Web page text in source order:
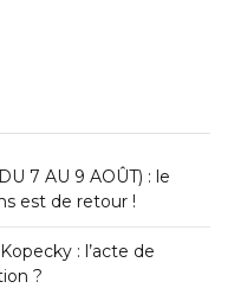
7 AU 9 AOÛT) : le
est de retour !
: l’acte de
?